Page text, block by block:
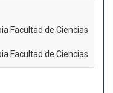
Facultad de Ciencias
Facultad de Ciencias